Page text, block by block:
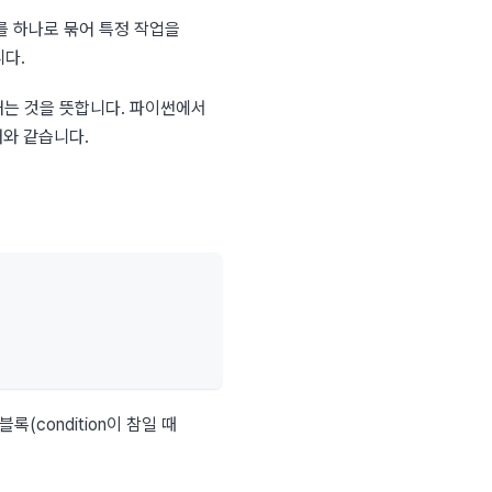
나로 묶어 특정 작업을
다.
것을 뜻합니다. 파이썬에서
같습니다.
록(condition이 참일 때